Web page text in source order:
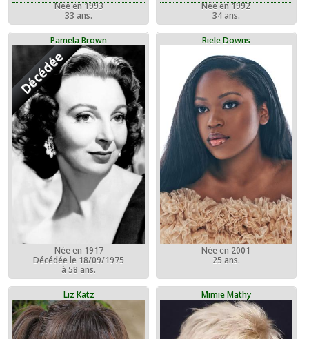
Née en 1993
33 ans.
Née en 1992
34 ans.
Pamela Brown
Décédée
Née en 1917
Décédée le 18/09/1975
à 58 ans.
Riele Downs
Née en 2001
25 ans.
Liz Katz Mimie Mathy